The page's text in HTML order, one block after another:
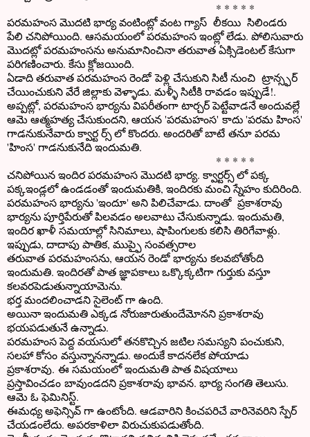
* * * * *
పరమహంస మొదటి భార్య వంటింట్లో వంట గ్యాస్ లీకయి సిలిండరు
పేలి చనిపోయింది. ఆసమయంలో పరమహంస ఇంట్లో లేడు. పోలిసువారు
మొదట్లో పరమహంసను అనుమానించినా తరువాత ఏక్సిడెంటల్ కేసుగా
పరిగణించారు. కేసు క్లోజయింది.
ఏడాది తరువాత పరమహంస రెండో పెళ్లి చేసుకుని సిటీ నుంచి ట్రాన్స్ఫర్
చేయించుకుని వేరే జిల్లాకు వెళ్ళాడు. మళ్ళీ సిటీకి రావడం ఇప్పుడే!.
అప్పట్లో, పరమహంస భార్యను విపరీతంగా టార్చర్ పెట్టేవాడనే అందువల్లే
ఆమె ఆత్మహత్య చేసుకుందని, ఆయన 'పరమహంస' కాదు 'పరమ హింస'
గాడనుకునేవారు క్వార్ట ర్స్ లో కొందరు. అందరితో బాటే తనూ పరమ
'హింస' గాడనుకునేది ఇందుమతి.
* * * * *
చనిపోయిన ఇందిర పరమహంస మొదటి భార్య. క్వార్టర్స్ లో పక్క
పక్కఇండ్లలో ఉండడంతో ఇందుమతికి, ఇందిరకు మంచి స్నేహం కుదిరింది.
పరమహంస భార్యను 'ఇందూ' అని పిలిచేవాడు. దాంతో ప్రకాశరావు
భార్యను పూర్తిపేరుతో పిలవడం అలవాటు చేసుకున్నాడు. ఇందుమతి,
ఇందిర ఖాళీ సమయాల్లో సినిమాలు, షాపింగులకు కలిసి తిరిగేవాళ్లు.
ఇప్పుడు, దాదాపు పాతిక, ముప్ఫై సంవత్సరాల
తరువాత పరమహంసను, ఆయన రెండో భార్యను కలవబోతోంది
ఇందుమతి. ఇందిరతో పాత జ్ఞాపకాలు ఒక్కొక్కటిగా గుర్తుకు వస్తూ
కలవరపెడుతున్నాయామెను.
భర్త మందలించాడని సైలెంట్ గా ఉంది.
అయినా ఇందుమతి ఎక్కడ నోరుజారుతుందేమోనని ప్రకాశరావు
భయపడుతునే ఉన్నాడు.
పరమహంస పెద్ద వయసులో తనకొచ్చిన జటిల సమస్యని పంచుకుని,
సలహా కోసం వస్తున్నానన్నాడు. అందుకే కాదనలేక పోయాడు
ప్రకాశరావు. ఈ సమయంలో ఇందుమతి పాత విషయాలు
ప్రస్తావించడం బావుండదని ప్రకాశరావు భావన. భార్య సంగతి తెలుసు.
ఆమె ఓ ఫెమినిస్ట్.
ఈమధ్య అఫెన్సివ్ గా ఉంటోంది. ఆడవారిని కించపరిచే వారినెవరిని స్పేర్
చేయడంలేదు. అపరకాళిలా విరుచుకుపడుతోంది.